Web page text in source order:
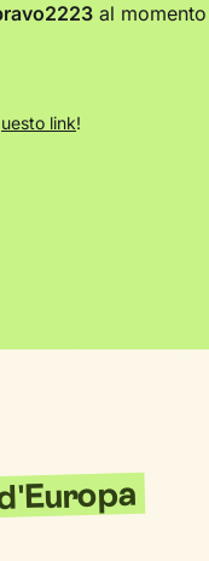
al momento
link!